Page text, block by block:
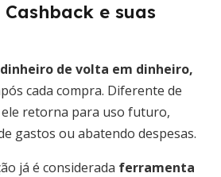
e suas
dinheiro de volta em dinheiro,
cada compra. Diferente de
retorna para uso futuro,
gastos ou abatendo despesas.
já é considerada ferramenta